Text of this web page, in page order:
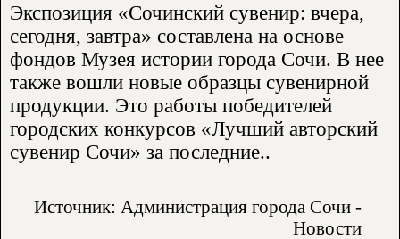
Экспозиция «Сочинский сувенир: вчера,
сегодня, завтра» составлена на основе
фондов Музея истории города Сочи. В нее
также вошли новые образцы сувенирной
продукции. Это работы победителей
городских конкурсов «Лучший авторский
сувенир Сочи» за последние..
Источник: Администрация города Сочи -
Новости